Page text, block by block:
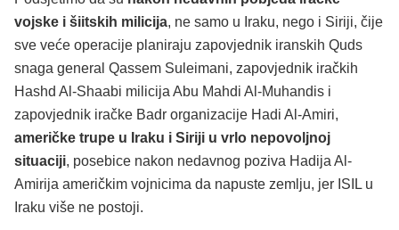
vojske i šiitskih milicija, ne samo u Iraku, nego i Siriji, čije
sve veće operacije planiraju zapovjednik iranskih Quds
snaga general Qassem Suleimani, zapovjednik iračkih
Hashd Al-Shaabi milicija Abu Mahdi Al-Muhandis i
zapovjednik iračke Badr organizacije Hadi Al-Amiri,
američke trupe u Iraku i Siriji u vrlo nepovoljnoj
situaciji, posebice nakon nedavnog poziva Hadija Al-
Amirija američkim vojnicima da napuste zemlju, jer ISIL u
Iraku više ne postoji.